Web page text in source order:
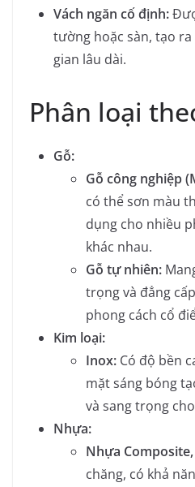
Vách ngăn cố định:
tường hoặc sàn, tạo
gian lâu dài.
Phân loại
Gỗ:
Gỗ công nghiệp
có thể sơn màu
dụng cho nhiều
khác nhau.
Gỗ tự nhiên:
trọng và đẳng
phong cách cổ
Kim loại:
Inox: Có độ bền
mặt sáng bóng
và sang trọng
Nhựa:
Nhựa Composite,
chăng, có khả